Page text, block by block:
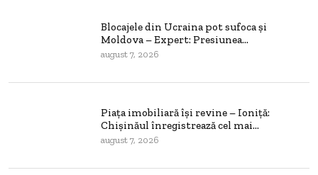
Blocajele din Ucraina pot sufoca și
Moldova – Expert: Presiunea...
august 7, 2026
Piața imobiliară își revine – Ioniță:
Chișinăul înregistrează cel mai...
august 7, 2026